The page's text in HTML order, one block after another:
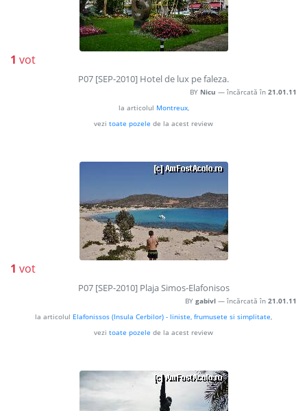
1 vot
P07 [SEP-2010] Hotel de lux pe faleza.
BY Nicu — încărcată în 21.01.11
la articolul Montreux,
vezi toate pozele de la acest review
1 vot
P07 [SEP-2010] Plaja Simos-Elafonisos
BY gabivl — încărcată în 21.01.11
la articolul Elafonissos (Insula Cerbilor) - liniste, frumusete si simplitate,
vezi toate pozele de la acest review